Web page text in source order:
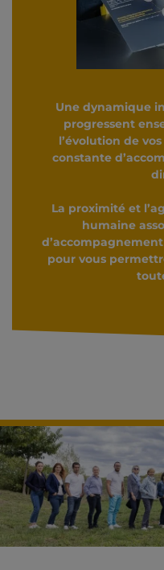
Une dynamique
progressent
l’évolution de
constante
La proximité et
humaine
pour vous